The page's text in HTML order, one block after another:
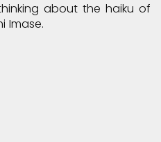
about the haiku of
Imase.